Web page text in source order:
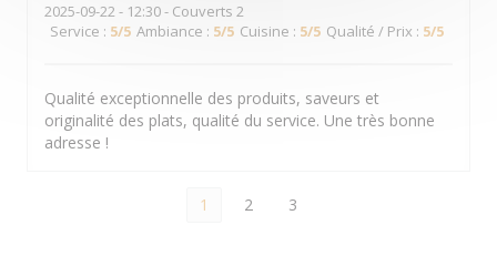
2025-09-22 - 12:30 - Couverts 2
Service : 5/5 Ambiance : 5/5 Cuisine : 5/5 Qualité / Prix : 5/5
Qualité exceptionnelle des produits, saveurs et
originalité des plats, qualité du service. Une très bonne
adresse !
1 2 3